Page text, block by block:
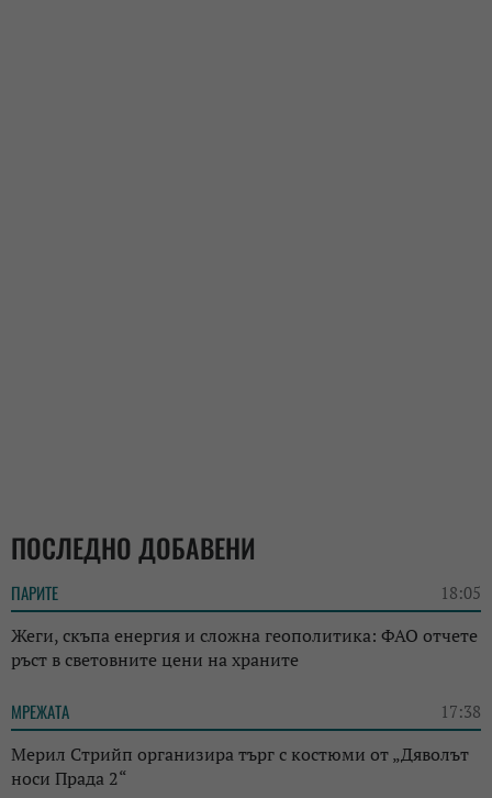
ПОСЛЕДНО ДОБАВЕНИ
ПАРИТЕ 18:05
Жеги, скъпа енергия и сложна геополитика: ФАО отчете
ръст в световните цени на храните
МРЕЖАТА 17:38
Мерил Стрийп организира търг с костюми от „Дяволът
носи Прада 2“